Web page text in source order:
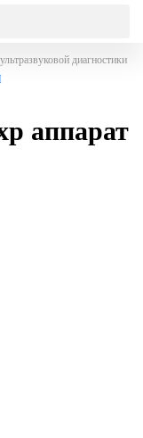
диагностики
аппарат